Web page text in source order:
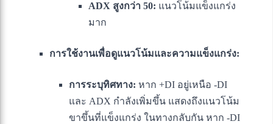
ADX สูงกว่า 50: แนวโน้มแข็งแกร่ง
มาก
การใช้งานเพื่อดูแนวโน้มและความแข็งแกร่ง:
การระบุทิศทาง: หาก +DI อยู่เหนือ -DI
และ ADX กำลังเพิ่มขึ้น แสดงถึงแนวโน้ม
ขาขึ้นที่แข็งแกร่ง ในทางกลับกัน หาก -DI